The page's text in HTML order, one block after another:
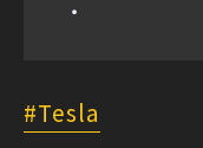
Tesla